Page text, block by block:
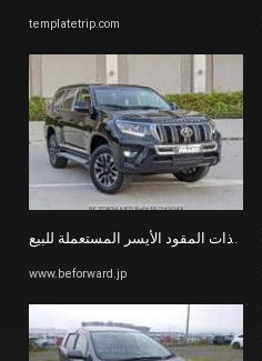
templatetrip.com
www.beforward.jp